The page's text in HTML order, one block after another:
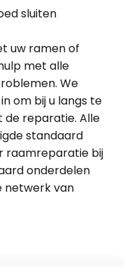
sluiten
uw ramen of
met alle
We
om bij u langs te
de reparatie. Alle
standaard
raamreparatie bij
onderdelen
netwerk van